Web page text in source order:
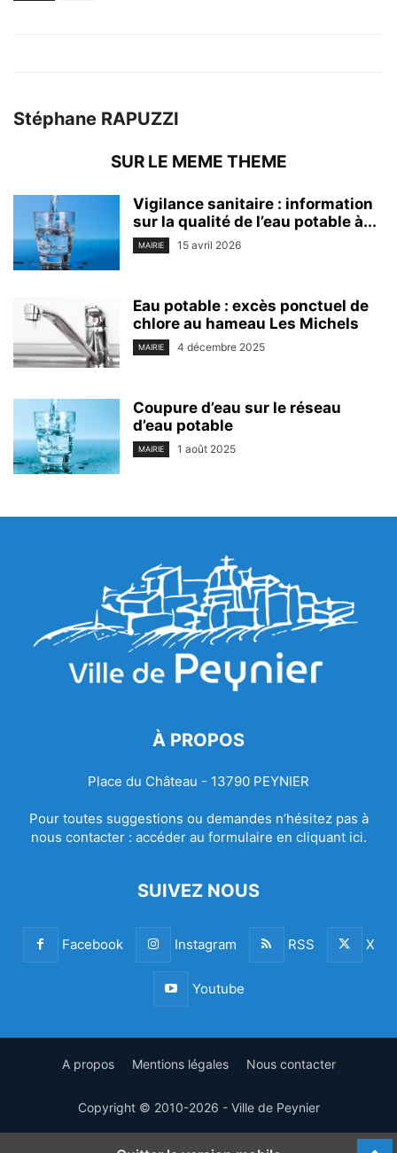
Stéphane RAPUZZI
SUR LE MEME THEME
Vigilance sanitaire : information
sur la qualité de l’eau potable à...
MAIRIE 15 avril 2026
Eau potable : excès ponctuel de
chlore au hameau Les Michels
MAIRIE 4 décembre 2025
Coupure d’eau sur le réseau
d’eau potable
MAIRIE 1 août 2025
À PROPOS
Place du Château - 13790 PEYNIER
Pour toutes suggestions ou demandes n’hésitez pas à
nous contacter : accéder au formulaire en cliquant ici.
SUIVEZ NOUS
Facebook Instagram RSS X
Youtube
A propos Mentions légales Nous contacter
Copyright © 2010-2026 - Ville de Peynier